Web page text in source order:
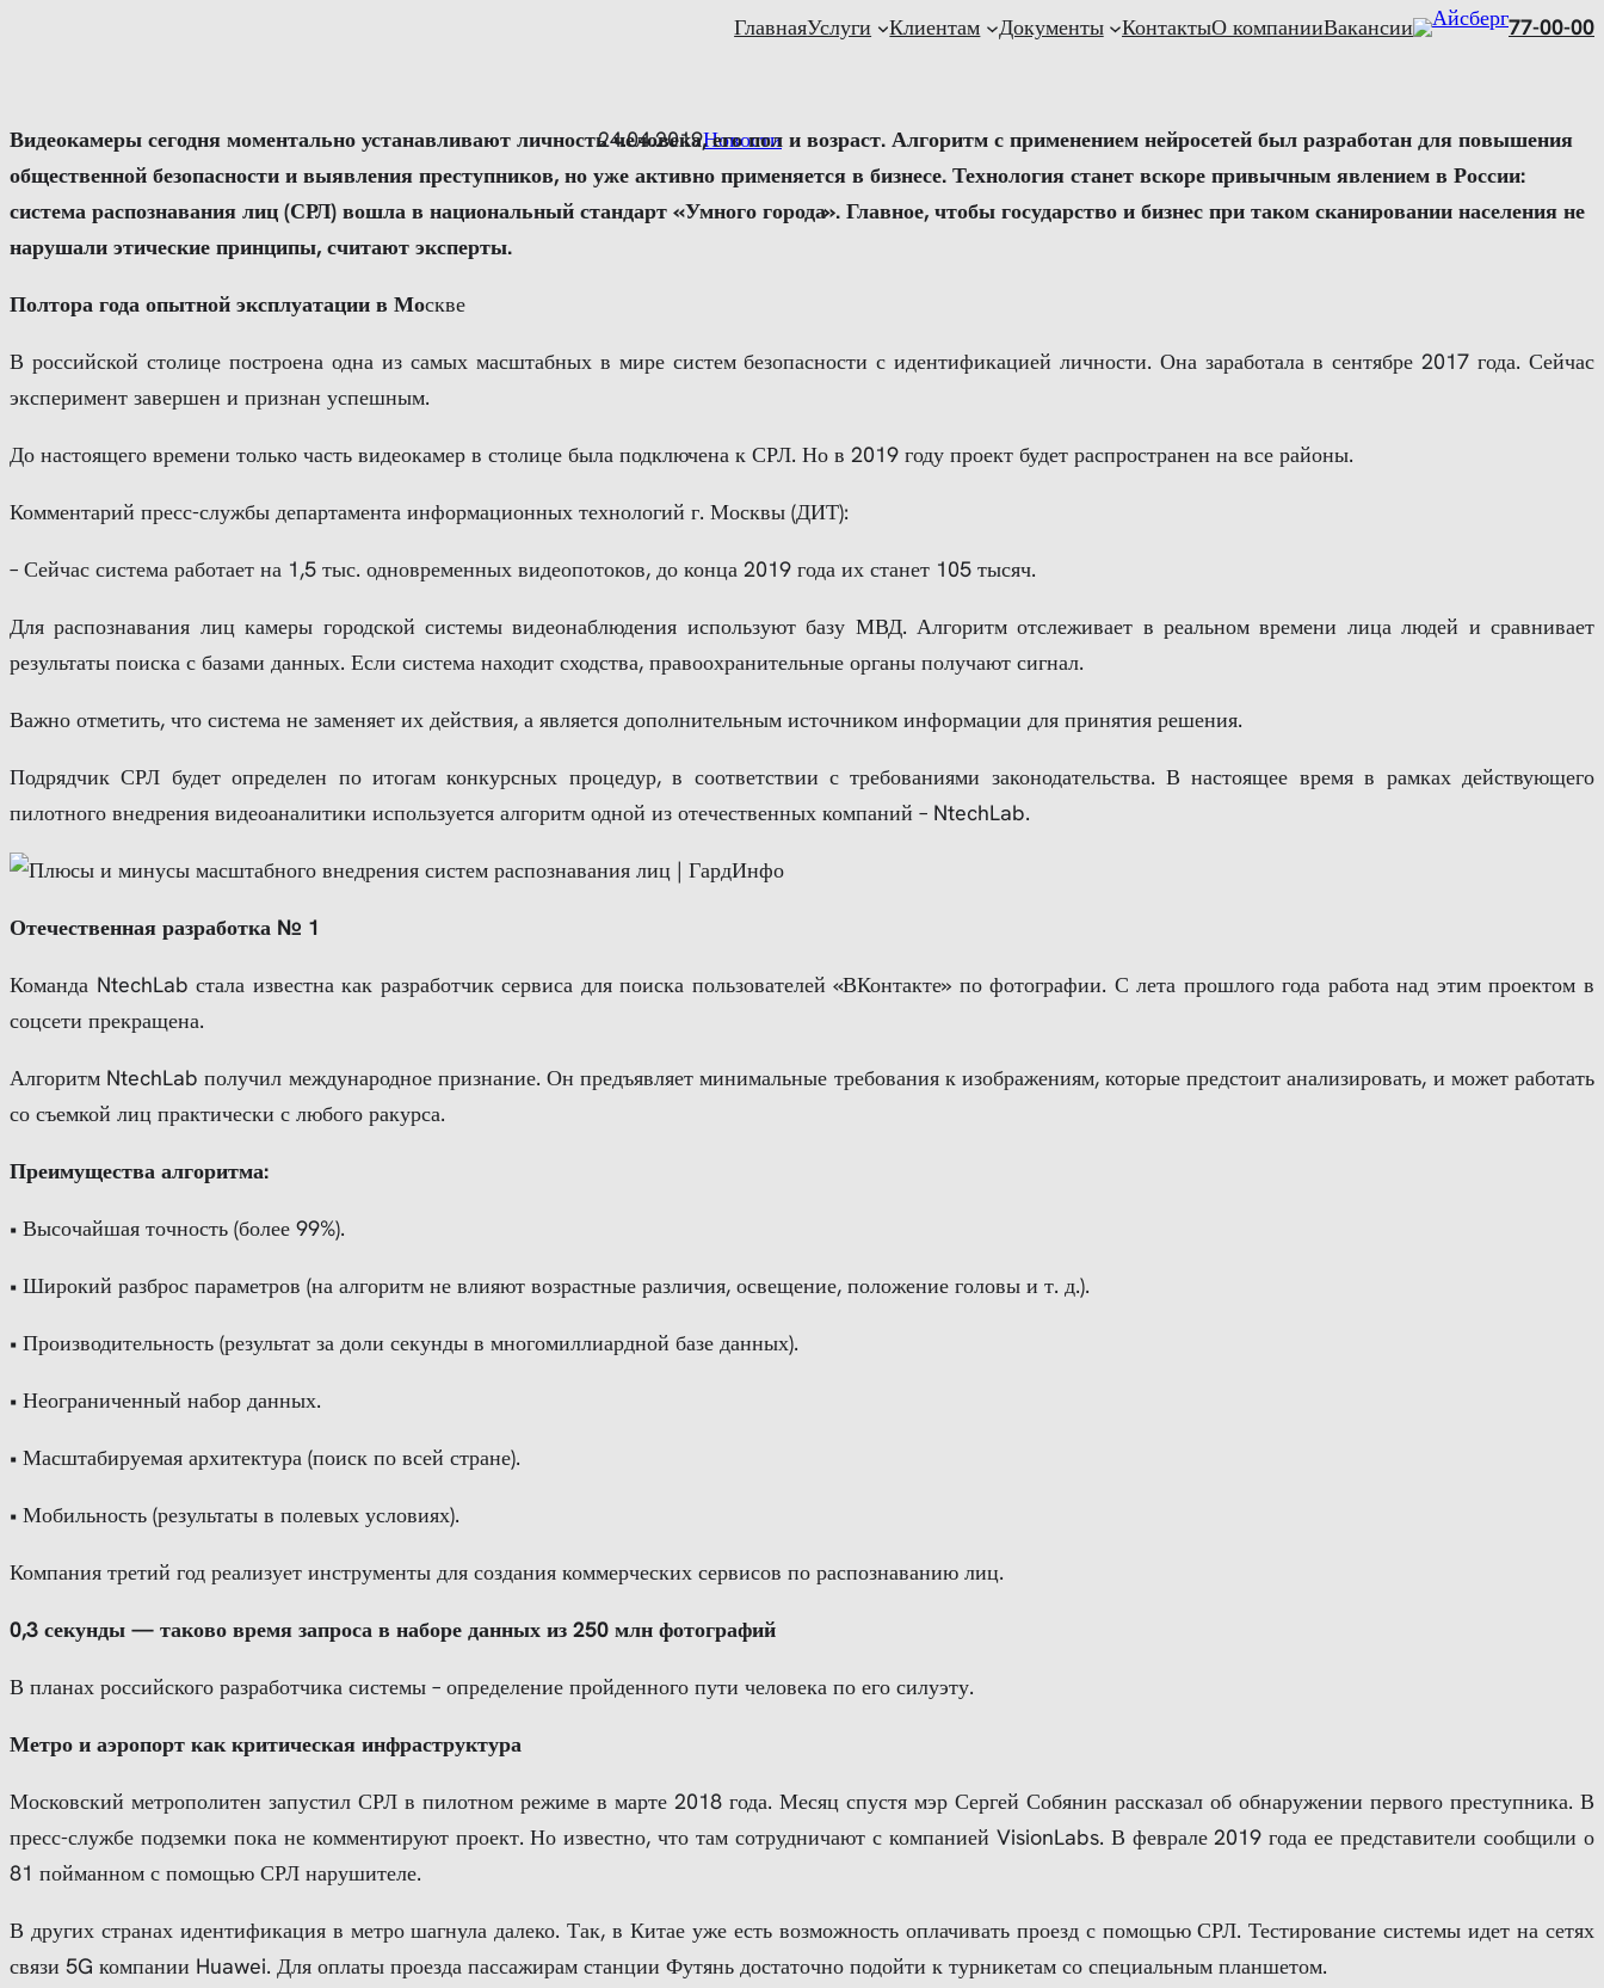
ГлавнаяУслуги Клиентам Документы КонтактыО компанииВакансии 77-00-00
24.04.2019Новости
Видеокамеры сегодня моментально устанавливают личность человека, его пол и возраст. Алгоритм с применением нейросетей был разработан для повышения
общественной безопасности и выявления преступников, но уже активно применяется в бизнесе. Технология станет вскоре привычным явлением в России:
система распознавания лиц (СРЛ) вошла в национальный стандарт «Умного города». Главное, чтобы государство и бизнес при таком сканировании населения не
нарушали этические принципы, считают эксперты.
Полтора года опытной эксплуатации в Москве
В российской столице построена одна из самых масштабных в мире систем безопасности с идентификацией личности. Она заработала в сентябре 2017 года. Сейчас
эксперимент завершен и признан успешным.
До настоящего времени только часть видеокамер в столице была подключена к СРЛ. Но в 2019 году проект будет распространен на все районы.
Комментарий пресс-службы департамента информационных технологий г. Москвы (ДИТ):
– Сейчас система работает на 1,5 тыс. одновременных видеопотоков, до конца 2019 года их станет 105 тысяч.
Для распознавания лиц камеры городской системы видеонаблюдения используют базу МВД. Алгоритм отслеживает в реальном времени лица людей и сравнивает
результаты поиска с базами данных. Если система находит сходства, правоохранительные органы получают сигнал.
Важно отметить, что система не заменяет их действия, а является дополнительным источником информации для принятия решения.
Подрядчик СРЛ будет определен по итогам конкурсных процедур, в соответствии с требованиями законодательства. В настоящее время в рамках действующего
пилотного внедрения видеоаналитики используется алгоритм одной из отечественных компаний – NtechLab.
Отечественная разработка № 1
Команда NtechLab стала известна как разработчик сервиса для поиска пользователей «ВКонтакте» по фотографии. С лета прошлого года работа над этим проектом в
соцсети прекращена.
Алгоритм NtechLab получил международное признание. Он предъявляет минимальные требования к изображениям, которые предстоит анализировать, и может работать
со съемкой лиц практически с любого ракурса.
Преимущества алгоритма:
• Высочайшая точность (более 99%).
• Широкий разброс параметров (на алгоритм не влияют возрастные различия, освещение, положение головы и т. д.).
• Производительность (результат за доли секунды в многомиллиардной базе данных).
• Неограниченный набор данных.
• Масштабируемая архитектура (поиск по всей стране).
• Мобильность (результаты в полевых условиях).
Компания третий год реализует инструменты для создания коммерческих сервисов по распознаванию лиц.
0,3 секунды — таково время запроса в наборе данных из 250 млн фотографий
В планах российского разработчика системы – определение пройденного пути человека по его силуэту.
Метро и аэропорт как критическая инфраструктура
Московский метрополитен запустил СРЛ в пилотном режиме в марте 2018 года. Месяц спустя мэр Сергей Собянин рассказал об обнаружении первого преступника. В
пресс-службе подземки пока не комментируют проект. Но известно, что там сотрудничают с компанией VisionLabs. В феврале 2019 года ее представители сообщили о
81 пойманном с помощью СРЛ нарушителе.
В других странах идентификация в метро шагнула далеко. Так, в Китае уже есть возможность оплачивать проезд с помощью СРЛ. Тестирование системы идет на сетях
связи 5G компании Huawei. Для оплаты проезда пассажирам станции Футянь достаточно подойти к турникетам со специальным планшетом.